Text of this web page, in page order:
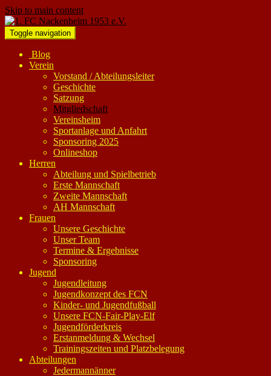
Skip to main content
Toggle navigation
Blog
Verein
Vorstand / Abteilungsleiter
Geschichte
Satzung
Mitgliedschaft
Vereinsheim
Sportanlage und Anfahrt
Sponsoring 2025
Onlineshop
Herren
Abteilung und Spielbetrieb
Erste Mannschaft
Zweite Mannschaft
AH Mannschaft
Frauen
Unsere Geschichte
Unser Team
Termine & Ergebnisse
Sponsoring
Jugend
Jugendleitung
Jugendkonzept des FCN
Kinder- und Jugendfußball
Unsere FCN-Fair-Play-Elf
Jugendförderkreis
Erstanmeldung & Wechsel
Trainingszeiten und Platzbelegung
Abteilungen
Jedermannänner